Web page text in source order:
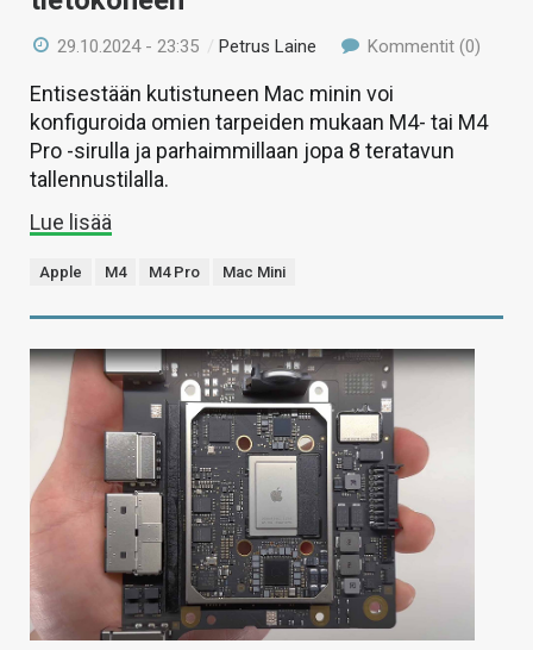
29.10.2024 - 23:35 / Petrus Laine Kommentit (0)
Entisestään kutistuneen Mac minin voi
konfiguroida omien tarpeiden mukaan M4- tai M4
Pro -sirulla ja parhaimmillaan jopa 8 teratavun
tallennustilalla.
Lue lisää
Apple M4 M4 Pro Mac Mini